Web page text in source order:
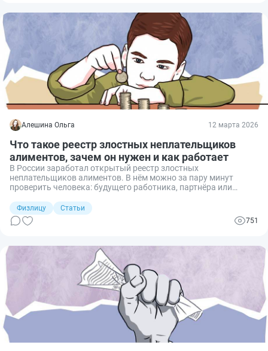
Алешина Ольга 12 марта 2026
Что такое реестр злостных неплательщиков
алиментов, зачем он нужен и как работает
В России заработал открытый реестр злостных
неплательщиков алиментов. В нём можно за пару минут
проверить человека: будущего работника, партнёра или
попадают, как исключаются и какие сведения о должниках
там увидит любой желающий.
Физлицу
Статьи
751